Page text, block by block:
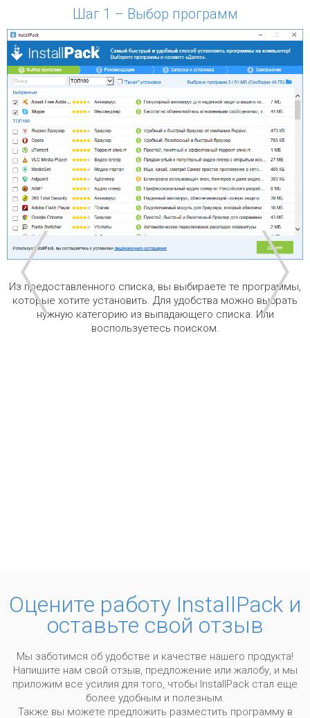
Шаг 1 – Выбор программ
Из предоставленного списка, вы выбираете те программы,
которые хотите установить. Для удобства можно выбрать
нужную категорию из выпадающего списка. Или
воспользуетесь поиском.
Оцените работу InstallPack и
оставьте свой отзыв
Мы заботимся об удобстве и качестве нашего продукта!
Напишите нам свой отзыв, предложение или жалобу, и мы
приложим все усилия для того, чтобы InstallPack стал еще
более удобным и полезным.
Также вы можете предложить разместить программу в